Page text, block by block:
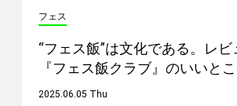
フェス
“フェス飯”は文化である。レビ
『フェス飯クラブ』のいいと
2025.06.05 Thu